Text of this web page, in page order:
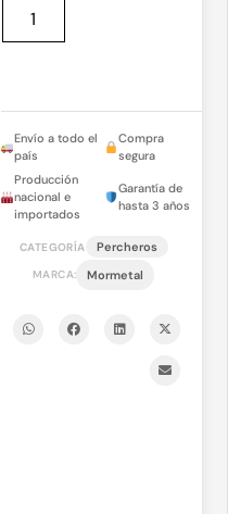
Envío a todo el
país
Compra
segura
Producción
nacional e
importados
Garantía de
hasta 3 años
CATEGORÍA Percheros
MARCA: Mormetal